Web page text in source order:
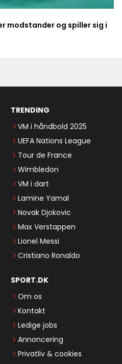
modstander og spiller sig i
TRENDING
VM i håndbold 2025
UEFA Nations League
Tour de France
Wimbledon
VM i dart
Lamine Yamal
Novak Djokovic
Max Verstappen
Lionel Messi
Cristiano Ronaldo
SPORT.DK
Om os
Kontakt
Ledige jobs
Annoncering
Privatliv & cookies